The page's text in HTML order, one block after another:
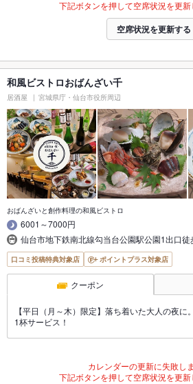
下記ボタンを押して空席状況を更新
空席状況を更新する
和風ビストロおばんざい千
居酒屋 宮城県庁・仙台市役所周辺
おばんざいと創作料理の和風ビストロ
6001～7000円
仙台市地下鉄南北線勾当台公園駅公園1出口
口コミ投稿特典対象店 ポイントプラス対象店
クーポン
【平日（月～木）限定】落ち着いた大人の夜に
1杯サービス！
カレンダーの更新に失敗しま
下記ボタンを押して空席状況を更新